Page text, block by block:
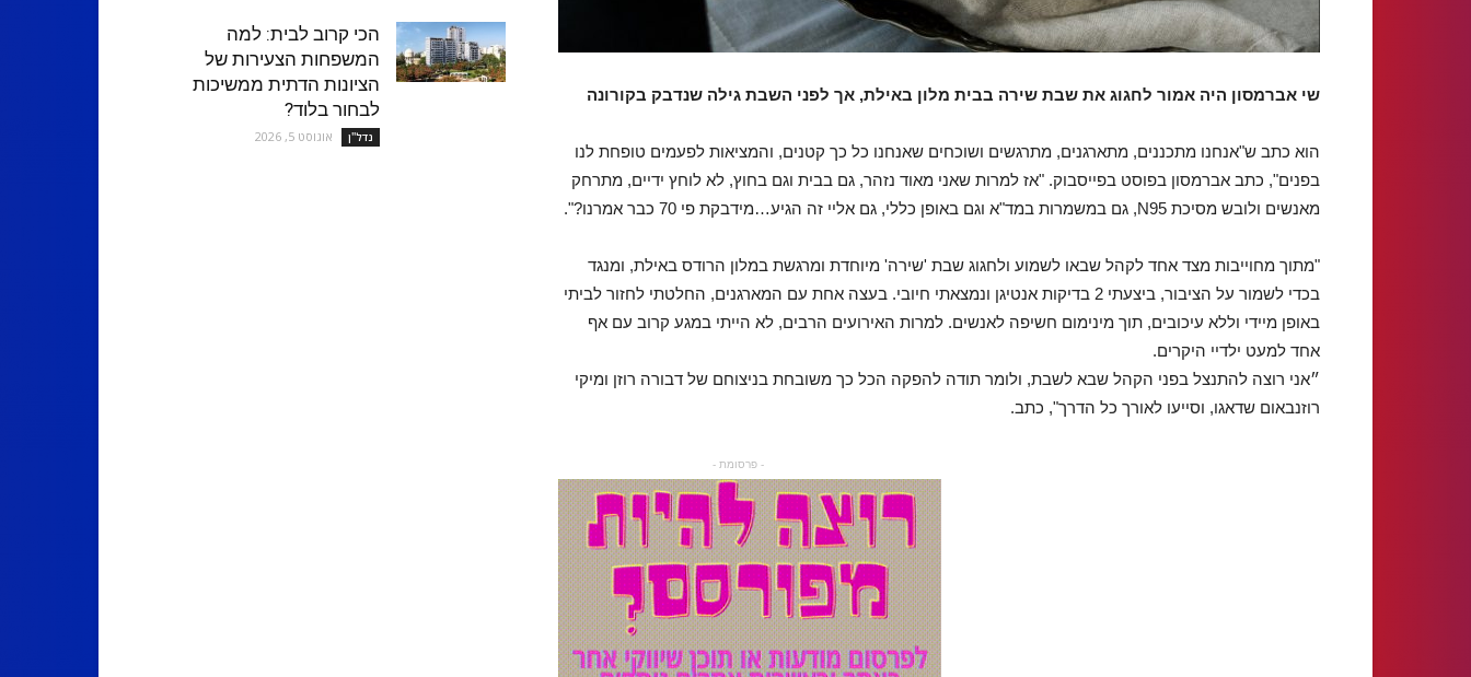
שי אברמסון היה אמור לחגוג את שבת שירה בבית מלון באילת, אך לפני השבת גילה שנדבק בקורונה
הוא כתב ש"אנחנו מתכננים, מתארגנים, מתרגשים ושוכחים שאנחנו כל כך קטנים, והמציאות לפעמים טופחת לנו
בפנים", כתב אברמסון בפוסט בפייסבוק. "אז למרות שאני מאוד נזהר, גם בבית וגם בחוץ, לא לוחץ ידיים, מתרחק
מאנשים ולובש מסיכת N95, גם במשמרות במד"א וגם באופן כללי, גם אליי זה הגיע…מידבקת פי 70 כבר אמרנו?".
"מתוך מחוייבות מצד אחד לקהל שבאו לשמוע ולחגוג שבת 'שירה' מיוחדת ומרגשת במלון הרודס באילת, ומנגד
בכדי לשמור על הציבור, ביצעתי 2 בדיקות אנטיגן ונמצאתי חיובי. בעצה אחת עם המארגנים, החלטתי לחזור לביתי
באופן מיידי וללא עיכובים, תוך מינימום חשיפה לאנשים. למרות האירועים הרבים, לא הייתי במגע קרוב עם אף
אחד למעט ילדיי היקרים.
״אני רוצה להתנצל בפני הקהל שבא לשבת, ולומר תודה להפקה הכל כך משובחת בניצוחם של דבורה רוזן ומיקי
רוזנבאום שדאגו, וסייעו לאורך כל הדרך", כתב.
- פרסומת -
הכי קרוב לבית: למה
המשפחות הצעירות של
הציונות הדתית ממשיכות
לבחור בלוד?
נדל''ן אוגוסט 5, 2026